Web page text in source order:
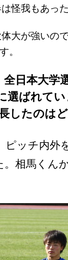
怪我もあっ
大が強いの
。
日本大学
選ばれて
したのは
ッチ内外
相馬くん